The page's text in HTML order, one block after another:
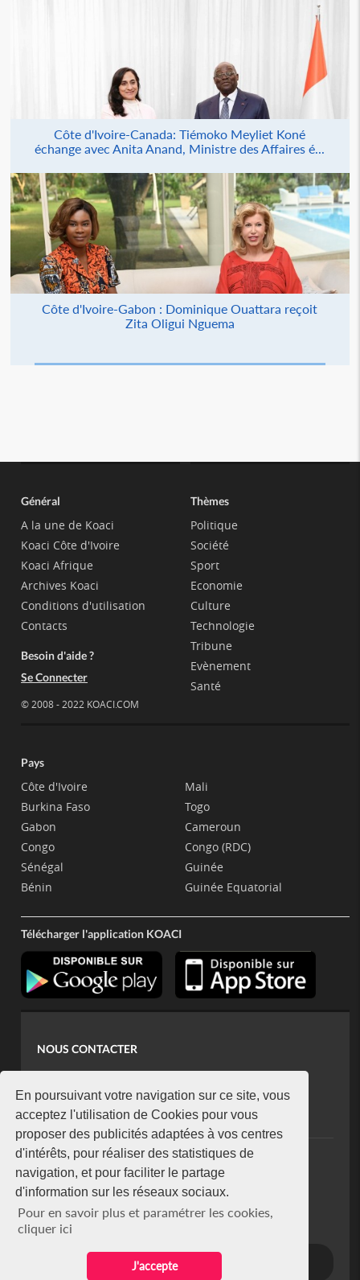
En poursuivant votre navigation sur ce site, vous
acceptez l'utilisation de Cookies pour vous
proposer des publicités adaptées à vos centres
d'intérêts, pour réaliser des statistiques de
navigation, et pour faciliter le partage
d'information sur les réseaux sociaux.
Pour en savoir plus et paramétrer les cookies,
cliquer ici
J'accepte
Côte d'Ivoire-Canada: Tiémoko Meyliet Koné
échange avec Anita Anand, Ministre des Affaires é...
Côte d'Ivoire-Gabon : Dominique Ouattara reçoit
Zita Oligui Nguema
Général
A la une de Koaci
Koaci Côte d'Ivoire
Koaci Afrique
Archives Koaci
Conditions d'utilisation
Contacts
Besoin d'aide ?
Se Connecter
© 2008 - 2022 KOACI.COM
Thèmes
Politique
Société
Sport
Economie
Culture
Technologie
Tribune
Evènement
Santé
Pays
Côte d'Ivoire
Burkina Faso
Gabon
Congo
Sénégal
Bénin
Mali
Togo
Cameroun
Congo (RDC)
Guinée
Guinée Equatorial
Télécharger l'application KOACI
NOUS CONTACTER
koaci@yahoo.fr
+225 07 08 85 52 93
NEWSLETTER
Restez connecté via notre newsletter
S'abonner
Se désabonner